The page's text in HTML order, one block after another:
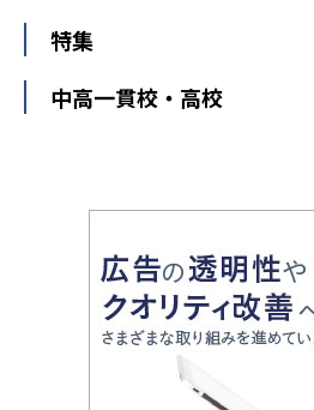
新潟県
中部
愛知県
静岡県
大阪府
兵庫県 京都府
鳥取県
島根県 岡山県
香川県
個別教室のトライ
武田塾
中学受験
大学受験
教育全般
中学受験に熱心な市区町村ラ
小学校受験
家庭教師
特集
開成番長直伝！子どもの受験
運動と遊びを考える
情報Ⅰ、数学が苦手な人注目
アップ法
悩み多き「大学受験」相談室
英語・英会話・英検対策
小学校教師が解説！中学受験
中高一貫校・高校
大学入試改革
ママテクエグザム
進化する中高一貫校・高校